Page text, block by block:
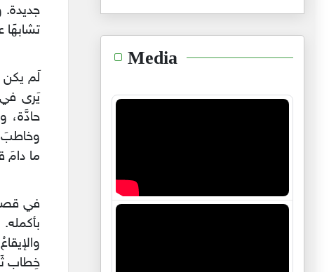
جديدة.
تشابهًا
لَم يكن
يَرى
حادَّة،
وخاطبَ
ما دامَ
في
خِطاب
Media